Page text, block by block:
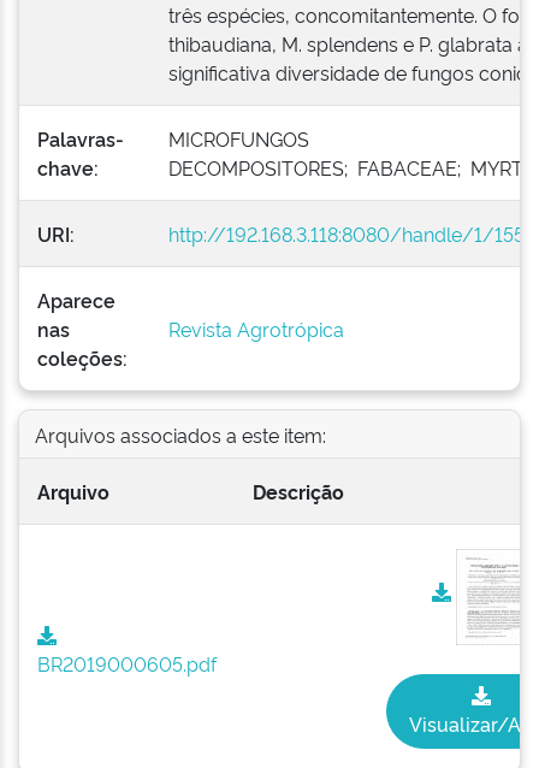
três espécies, concomitantemente. O
thibaudiana, M. splendens e P. glabrata
significativa diversidade de fungos
Palavras-
chave:
MICROFUNGOS
DECOMPOSITORES; FABACEAE;
URI: http://192.168.3.118:8080/handle/1/1551
Aparece
nas
coleções:
Revista Agrotrópica
Arquivos associados a este item:
Arquivo Descrição
BR2019000605.pdf
Visualizar/